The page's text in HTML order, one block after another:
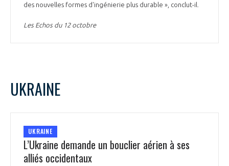
des nouvelles formes d'ingénierie plus durable », conclut-il.
Les Echos du 12 octobre
UKRAINE
UKRAINE
L’Ukraine demande un bouclier aérien à ses
alliés occidentaux